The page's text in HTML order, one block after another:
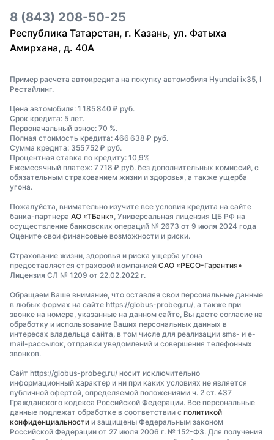
8 (843) 208-50-25
Республика Татарстан, г. Казань, ул. Фатыха
Амирхана, д. 40А
Пример расчета автокредита на покупку автомобиля Hyundai ix35, I
Рестайлинг.
Цена автомобиля: 1 185 840 ₽ руб.
Срок кредита: 5 лет.
Первоначальный взнос: 70 %.
Полная стоимость кредита: 466 638 ₽ руб.
Сумма кредита: 355 752 ₽ руб.
Процентная ставка по кредиту: 10,9%
Ежемесячный платеж: 7 718 ₽ руб. без дополнительных комиссий, с
обязательным страхованием жизни и здоровья, а также ущерба
угона.
Пожалуйста, внимательно изучите все условия кредита на сайте
банка-партнера АО «ТБанк», Универсальная лицензия ЦБ РФ на
осуществление банковских операций № 2673 от 9 июля 2024 года
Оцените свои финансовые возможности и риски.
Страхование жизни, здоровья и риска ущерба угона
предоставляется страховой компанией САО «РЕСО-Гарантия»
Лицензия СЛ № 1209 от 22.02.2022 г.
Обращаем Ваше внимание, что оставляя свои персональные данные
в любых формах на сайте https://globus-probeg.ru/, а также при
звонке на номера, указанные на данном сайте, Вы даете согласие на
обработку и использование Ваших персональных данных в
интересах владельца сайта, в том числе для реализации sms- и e-
mail-рассылок, отправки уведомлений и совершения телефонных
звонков.
Сайт https://globus-probeg.ru/ носит исключительно
информационный характер и ни при каких условиях не является
публичной офертой, определяемой положениями ч. 2 ст. 437
Гражданского кодекса Российской Федерации. Все персональные
данные подлежат обработке в соответствии с политикой
конфиденциальности и защищены Федеральным законом
Российской Федерации от 27 июля 2006 г. № 152-ФЗ. Для получения